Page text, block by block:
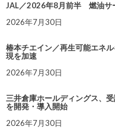
JAL／2026年8月前半 燃油サ
2026年7月30日
椿本チエイン／再生可能エネ
現を加速
2026年7月30日
三井倉庫ホールディングス、
を開発・導入開始
2026年7月30日